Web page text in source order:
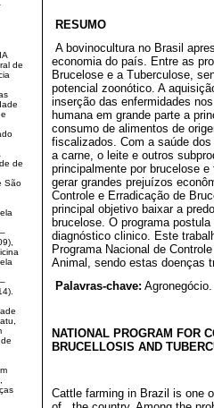
de
de
São
RESUMO
A bovinocultura no Brasil
economia do país. Entre as
Brucelose e a Tuberculose,
potencial zoonótico. A
inserção das enfermidades
humana em grande parte a
consumo de alimentos de
fiscalizados. Com a saúde
a carne, o leite e outros
principalmente por brucelose
gerar grandes prejuízos
Controle e Erradicação de
principal objetivo baixar a
brucelose. O programa
diagnóstico clinico. Este
Programa Nacional de
Animal, sendo estas doenças
Palavras-chave:
NATIONAL PROGRAM FOR
BRUCELLOSIS AND
Cattle farming in Brazil is one